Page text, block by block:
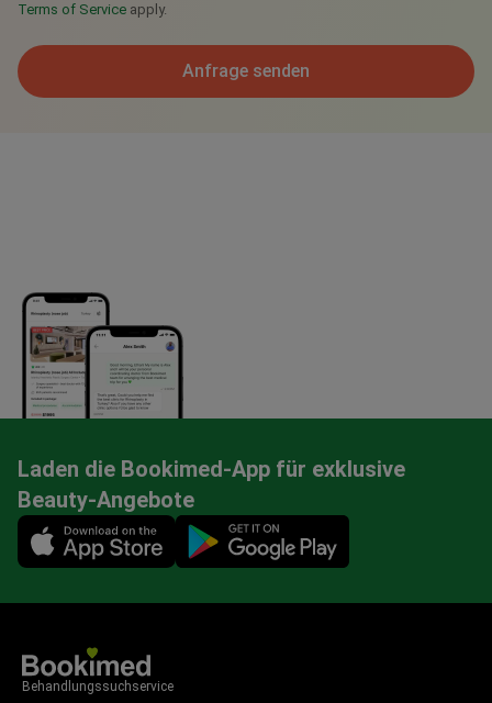
Terms of Service apply.
Anfrage senden
Laden die Bookimed-App für exklusive
Beauty-Angebote
Mobile app illustration
Behandlungssuchservice